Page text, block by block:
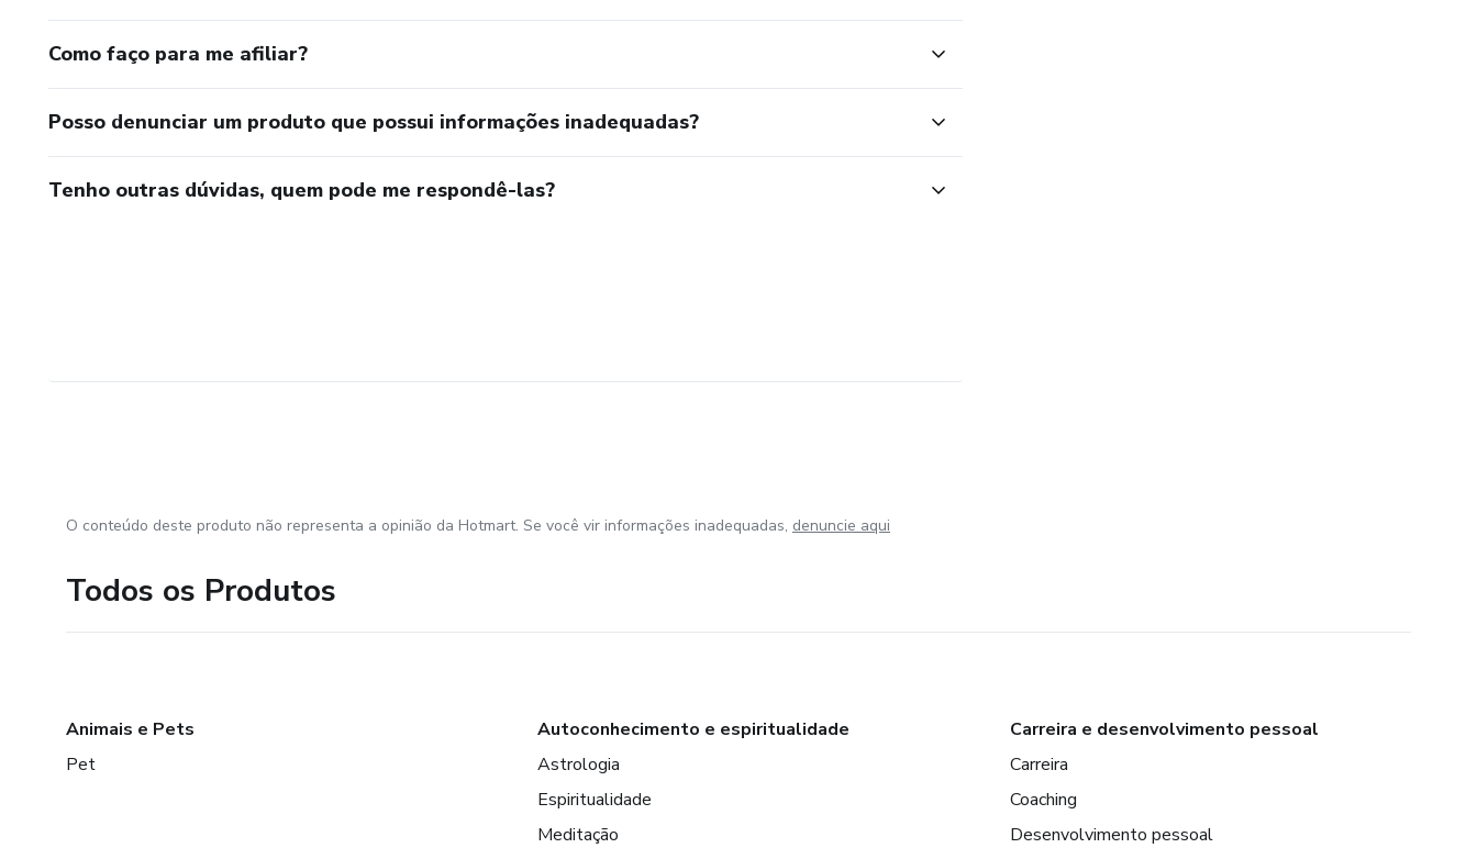
Como faço para me afiliar?
Posso denunciar um produto que possui informações inadequadas?
Tenho outras dúvidas, quem pode me respondê-las?
O conteúdo deste produto não representa a opinião da Hotmart. Se você vir informações inadequadas, denuncie aqui
Todos os Produtos
Animais e Pets
Pet
Autoconhecimento e espiritualidade
Astrologia
Espiritualidade
Meditação
Carreira e desenvolvimento pessoal
Carreira
Coaching
Desenvolvimento pessoal